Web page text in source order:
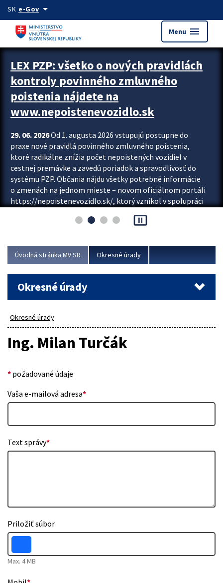
Preskocit na hlavný obsah
SK e-Govarrow_drop_down
Menu menu
Zastavit automatický posun upútavok
LEX PZP: všetko o nových pravidlách
kontroly povinného zmluvného
poistenia nájdete na
www.nepoistenevozidlo.sk
29. 06. 2026Od 1. augusta 2026 vstupujú postupne do
praxe nové pravidlá povinného zmluvného poistenia,
ktoré radikálne znížia počet nepoistených vozidiel v
cestnej premávke a zavedú poriadok a spravodlivosť do
systému PZP. Občania nájdu všetky potrebné informácie
o zmenách na jednom mieste – novom oficiálnom portáli
https://nepoistenevozidlo.sk/, ktorý vznikol v spolupráci
asociácie poisťovní (SLASPO) a Ministerstva vnútra SR.
Viac
pause_presentation
Úvodná stránka MV SR Okresné úrady
Okresné úrady
Okresné úrady
Ing. Milan Turčák
* požadované údaje
Vaša e-mailová adresa*
Text správy*
Priložiť súbor
Max. 4 MB